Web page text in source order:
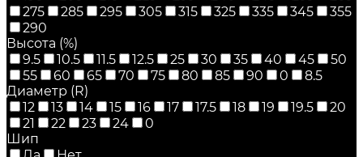
275
285 295 305 315 325 335 345
355
290
Высота (%)
9.5
10.5 11.5 12.5 25 30 35 40 45
50
55
60 65 70 75 80 85 90 0
8.5
Диаметр (R)
12
13 14 15 16 17 17.5 18 19 19.5
20
21
22 23 24
0
Шип